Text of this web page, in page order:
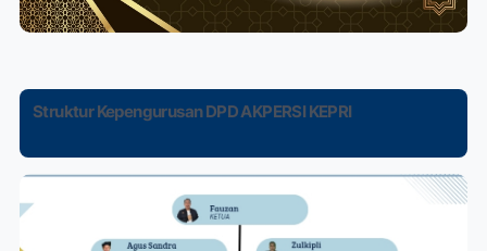
Struktur Kepengurusan DPD AKPERSI KEPRI